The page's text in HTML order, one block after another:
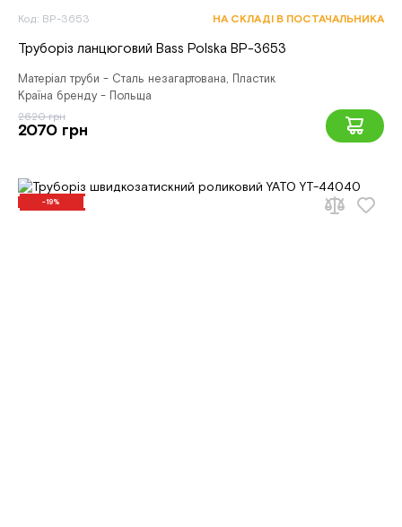
Код: BP-3653 НА СКЛАДІ В ПОСТАЧАЛЬНИКА
Труборіз ланцюговий Bass Polska BP-3653
Матеріал труби - Сталь незагартована, Пластик
Країна бренду - Польща
2620 грн
2070 грн
-19%